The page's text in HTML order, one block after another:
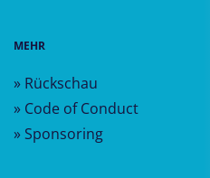
MEHR
» Rückschau
» Code of Conduct
» Sponsoring